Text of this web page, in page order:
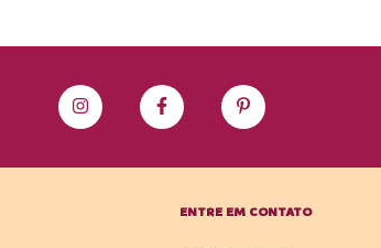
ENTRE EM CONTATO